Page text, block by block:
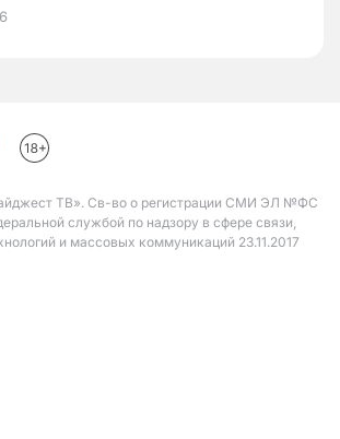
ТВ». Св-во о регистрации СМИ ЭЛ №ФС
службой по надзору в сфере связи,
и массовых коммуникаций 23.11.2017